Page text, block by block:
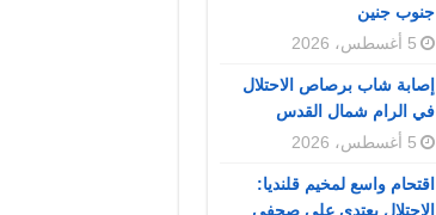
جنوب جنين
5 أغسطس، 2026
إصابة شاب برصاص الاحتلال
في الرام شمال القدس
5 أغسطس، 2026
اقتحام واسع لمخيم قلنديا:
الاحتلال يعتدي على صحفي